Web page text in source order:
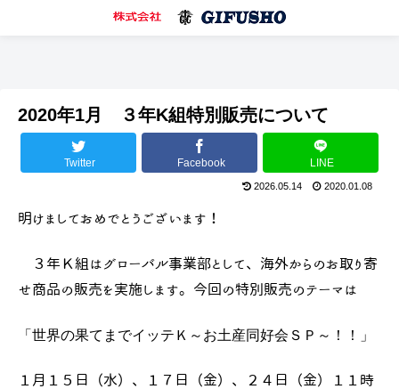
2020年1月 ３年K組特別販売について
Twitter Facebook LINE
2026.05.14 2020.01.08
明けましておめでとうございます！
３年Ｋ組はグローバル事業部として、海外からのお取り寄
せ商品の販売を実施します。今回の特別販売のテーマは
「世界の果てまでイッテＫ～お土産同好会ＳＰ～！！」
１月１５日（水）、１７日（金）、２４日（金）１１時